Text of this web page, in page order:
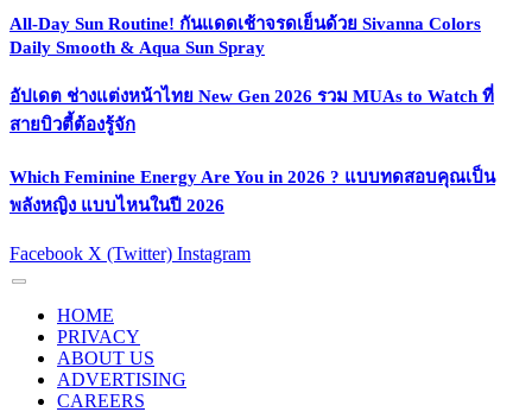
All-Day Sun Routine! กันแดดเช้าจรดเย็นด้วย Sivanna Colors
Daily Smooth & Aqua Sun Spray
อัปเดต ช่างแต่งหน้าไทย New Gen 2026 รวม MUAs to Watch ที่
สายบิวตี้ต้องรู้จัก
Which Feminine Energy Are You in 2026 ? แบบทดสอบคุณเป็น
พลังหญิง แบบไหนในปี 2026
Facebook X (Twitter) Instagram
HOME
PRIVACY
ABOUT US
ADVERTISING
CAREERS